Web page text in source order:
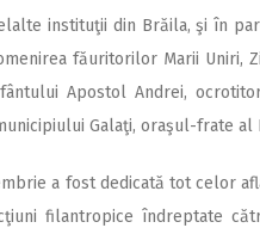
instituţii din Brăila, şi în
făuritorilor Marii Uniri,
Apostol Andrei,
Galaţi, oraşul-frate al
a fost dedicată tot celor
filantropice îndreptate